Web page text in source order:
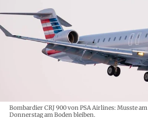
Bombardier CRJ 900 von PSA Airlines: Musste am
Donnerstag am Boden bleiben.